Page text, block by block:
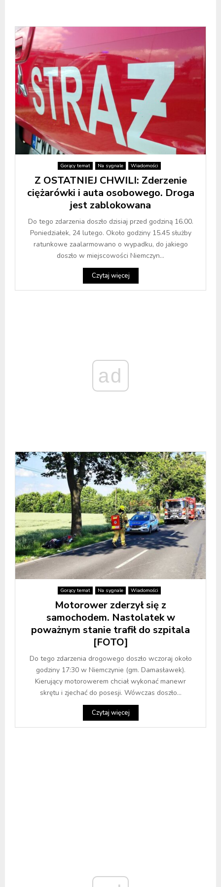
Gorący temat Na sygnale Wiadomości
Z OSTATNIEJ CHWILI: Zderzenie
ciężarówki i auta osobowego. Droga
jest zablokowana
Do tego zdarzenia doszło dzisiaj przed godziną 16.00.
Poniedziałek, 24 lutego. Około godziny 15.45 służby
ratunkowe zaalarmowano o wypadku, do jakiego
doszło w miejscowości Niemczyn...
Czytaj więcej
ad
Gorący temat Na sygnale Wiadomości
Motorower zderzył się z
samochodem. Nastolatek w
poważnym stanie trafił do szpitala
[FOTO]
Do tego zdarzenia drogowego doszło wczoraj około
godziny 17:30 w Niemczynie (gm. Damasławek).
Kierujący motorowerem chciał wykonać manewr
skrętu i zjechać do posesji. Wówczas doszło...
Czytaj więcej